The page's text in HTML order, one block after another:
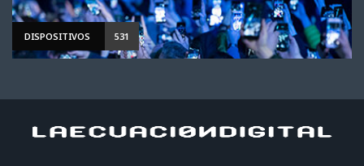
DISPOSITIVOS 531